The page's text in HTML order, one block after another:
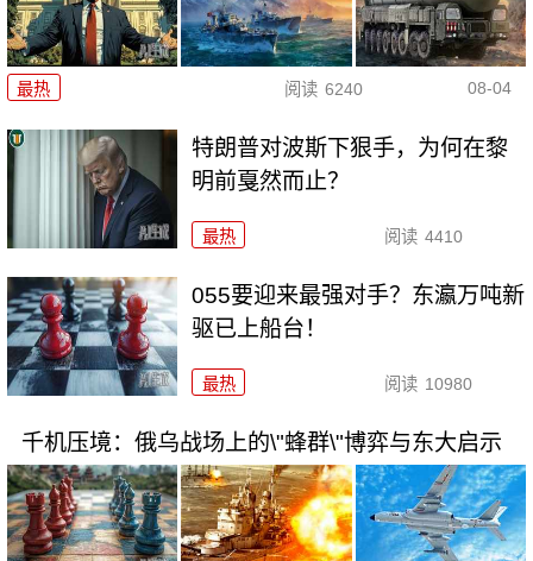
最热 阅读 6240 08-04
特朗普对波斯下狠手，为何在黎
明前戛然而止？
最热 阅读 4410
055要迎来最强对手？东瀛万吨新
驱已上船台！
最热 阅读 10980
千机压境：俄乌战场上的\"蜂群\"博弈与东大启示